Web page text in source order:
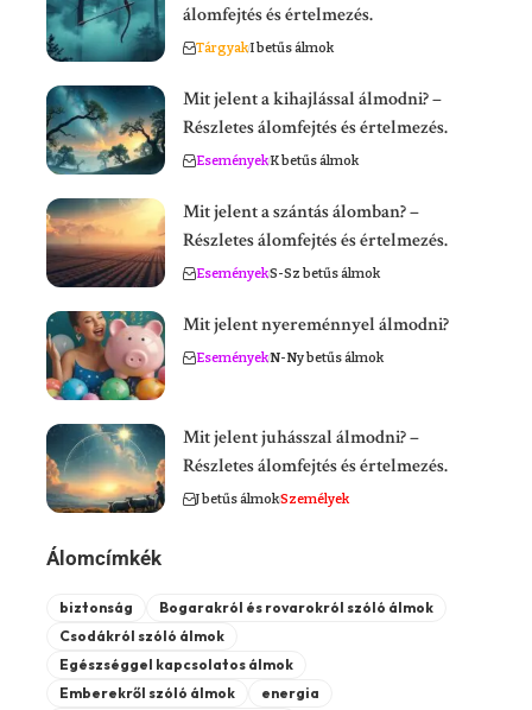
álomfejtés és értelmezés.
TárgyakI betűs álmok
Mit jelent a kihajlással álmodni? –
Részletes álomfejtés és értelmezés.
EseményekK betűs álmok
Mit jelent a szántás álomban? –
Részletes álomfejtés és értelmezés.
EseményekS-Sz betűs álmok
Mit jelent nyereménnyel álmodni?
EseményekN-Ny betűs álmok
Mit jelent juhásszal álmodni? –
Részletes álomfejtés és értelmezés.
J betűs álmokSzemélyek
Álomcímkék
biztonság
Bogarakról és rovarokról szóló álmok
Csodákról szóló álmok
Egészséggel kapcsolatos álmok
Emberekről szóló álmok
energia